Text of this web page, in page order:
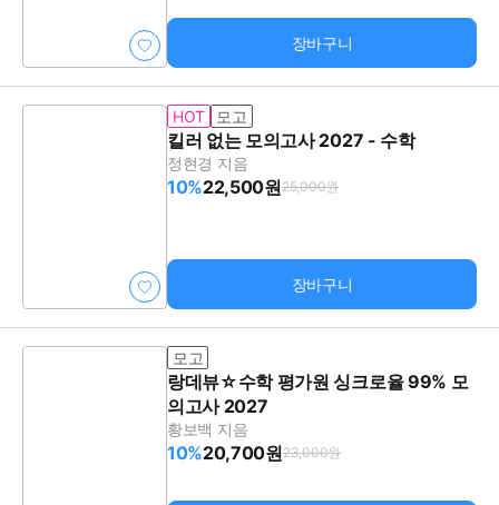
장바구니
HOT 모고
킬러 없는 모의고사 2027 - 수학
정현경 지음
10%22,500원25,000원
장바구니
모고
랑데뷰☆수학 평가원 싱크로율 99% 모
의고사 2027
황보백 지음
10%20,700원23,000원